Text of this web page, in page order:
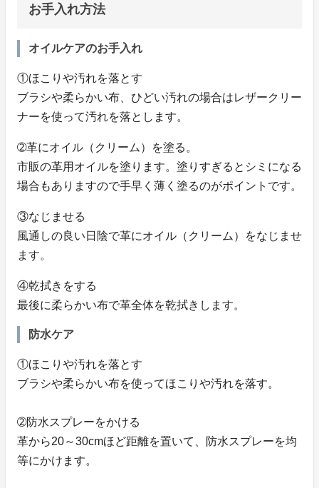
お手入れ方法
オイルケアのお手入れ
①ほこりや汚れを落とす
ブラシや柔らかい布、ひどい汚れの場合はレザークリー
ナーを使って汚れを落とします。
➁革にオイル（クリーム）を塗る。
市販の革用オイルを塗ります。塗りすぎるとシミになる
場合もありますので手早く薄く塗るのがポイントです。
③なじませる
風通しの良い日陰で革にオイル（クリーム）をなじませ
ます。
④乾拭きをする
最後に柔らかい布で革全体を乾拭きします。
防水ケア
①ほこりや汚れを落とす
ブラシや柔らかい布を使ってほこりや汚れを落す。
➁防水スプレーをかける
革から20～30cmほど距離を置いて、防水スプレーを均
等にかけます。